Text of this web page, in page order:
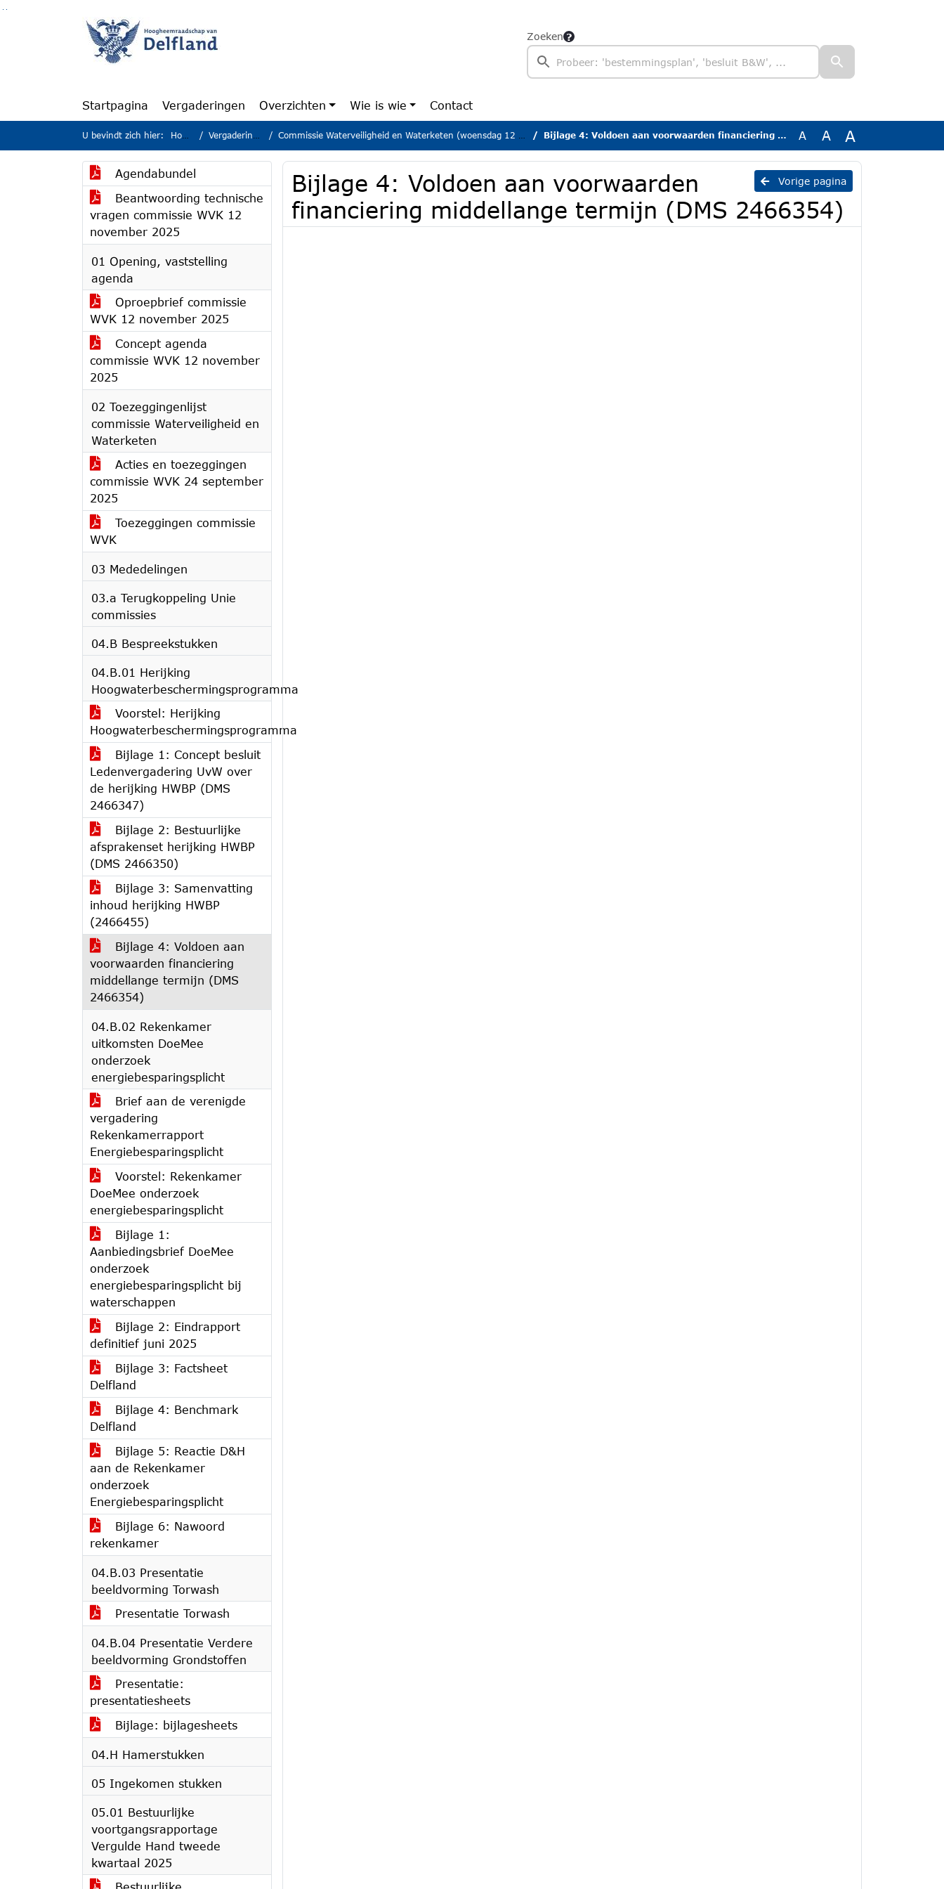
Ga naar de inhoud van deze pagina
Ga naar het zoeken
Ga naar het menu
Zoeken
Startpagina Vergaderingen Overzichten Wie is wie Contact
U bevindt zich hier: Home Vergaderingen Commissie Waterveiligheid en Waterketen (woensdag 12 november 2025) Bijlage 4: Voldoen aan voorwaarden financiering middellange termijn (DMS 2466354) A A A
Agendabundel
Beantwoording technische
vragen commissie WVK 12
november 2025
01 Opening, vaststelling
agenda
Oproepbrief commissie
WVK 12 november 2025
Concept agenda
commissie WVK 12 november
2025
02 Toezeggingenlijst
commissie Waterveiligheid en
Waterketen
Acties en toezeggingen
commissie WVK 24 september
2025
Toezeggingen commissie
WVK
03 Mededelingen
03.a Terugkoppeling Unie
commissies
04.B Bespreekstukken
04.B.01 Herijking
Hoogwaterbeschermingsprogramma
Voorstel: Herijking
Hoogwaterbeschermingsprogramma
Bijlage 1: Concept besluit
Ledenvergadering UvW over
de herijking HWBP (DMS
2466347)
Bijlage 2: Bestuurlijke
afsprakenset herijking HWBP
(DMS 2466350)
Bijlage 3: Samenvatting
inhoud herijking HWBP
(2466455)
Bijlage 4: Voldoen aan
voorwaarden financiering
middellange termijn (DMS
2466354)
04.B.02 Rekenkamer
uitkomsten DoeMee
onderzoek
energiebesparingsplicht
Brief aan de verenigde
vergadering
Rekenkamerrapport
Energiebesparingsplicht
Voorstel: Rekenkamer
DoeMee onderzoek
energiebesparingsplicht
Bijlage 1:
Aanbiedingsbrief DoeMee
onderzoek
energiebesparingsplicht bij
waterschappen
Bijlage 2: Eindrapport
definitief juni 2025
Bijlage 3: Factsheet
Delfland
Bijlage 4: Benchmark
Delfland
Bijlage 5: Reactie D&H
aan de Rekenkamer
onderzoek
Energiebesparingsplicht
Bijlage 6: Nawoord
rekenkamer
04.B.03 Presentatie
beeldvorming Torwash
Presentatie Torwash
04.B.04 Presentatie Verdere
beeldvorming Grondstoffen
Presentatie:
presentatiesheets
Bijlage: bijlagesheets
04.H Hamerstukken
05 Ingekomen stukken
05.01 Bestuurlijke
voortgangsrapportage
Vergulde Hand tweede
kwartaal 2025
Vorige pagina
Bijlage 4: Voldoen aan voorwaarden
financiering middellange termijn (DMS 2466354)